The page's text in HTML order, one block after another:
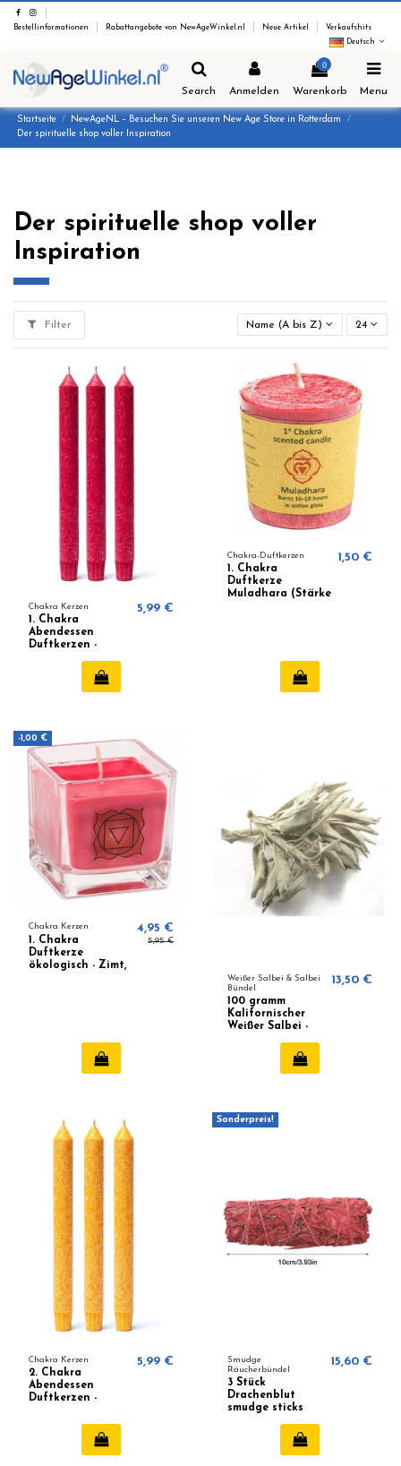
Bestellinformationen Rabattangebote von NewAgeWinkel.nl Neue Artikel
Verkaufshits
Deutsch
Search Anmelden
0
Warenkorb Menu
Startseite
NewAgeNL – Besuchen Sie unseren New Age Store in Rotterdam
Der spirituelle shop voller Inspiration
Der spirituelle shop voller
Inspiration
Filter Name (A bis Z) 24
Chakra Kerzen
1. Chakra
Abendessen
Duftkerzen -
5,99 €
Chakra-Duftkerzen
1. Chakra
Duftkerze
Muladhara (Stärke
1,50 €
-1,00 €
Chakra Kerzen
1. Chakra
Duftkerze
ökologisch - Zimt,
4,95 €
5,95 €
Weißer Salbei & Salbei
Bündel
100 gramm
Kalifornischer
Weißer Salbei -
13,50 €
Chakra Kerzen
2. Chakra
Abendessen
Duftkerzen -
5,99 €
Sonderpreis!
Smudge
Räucherbündel
3 Stück
Drachenblut
smudge sticks
15,60 €